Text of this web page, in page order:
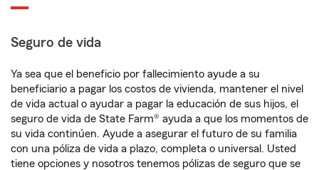
Seguro de vida
Ya sea que el beneficio por fallecimiento ayude a su
beneficiario a pagar los costos de vivienda, mantener el nivel
de vida actual o ayudar a pagar la educación de sus hijos, el
seguro de vida de State Farm® ayuda a que los momentos de
su vida continúen. Ayude a asegurar el futuro de su familia
con una póliza de vida a plazo, completa o universal. Usted
tiene opciones y nosotros tenemos pólizas de seguro que se